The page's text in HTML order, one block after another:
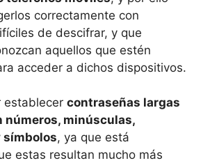
correctamente con
de descifrar, y que
aquellos que estén
acceder a dichos dispositivos.
establecer contraseñas largas
números, minúsculas,
símbolos, ya que está
estas resultan mucho más